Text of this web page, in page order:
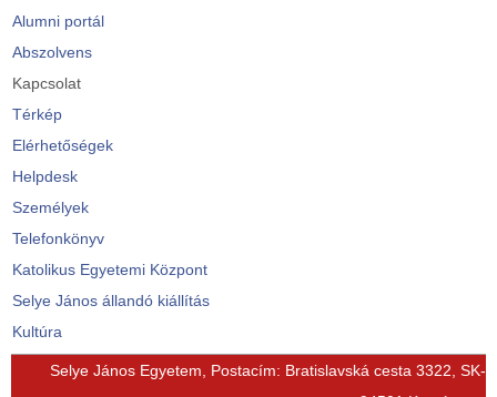
Alumni portál
Abszolvens
Kapcsolat
Térkép
Elérhetőségek
Helpdesk
Személyek
Telefonkönyv
Katolikus Egyetemi Központ
Selye János állandó kiállítás
Kultúra
© FreeJoomla! 3 Modules - by VinaGecko.com
Selye János Egyetem, Postacím: Bratislavská cesta 3322, SK-